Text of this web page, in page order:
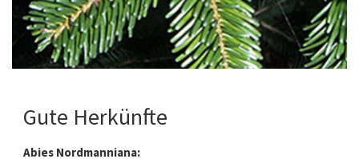
Gute Herkünfte
Abies Nordmanniana: